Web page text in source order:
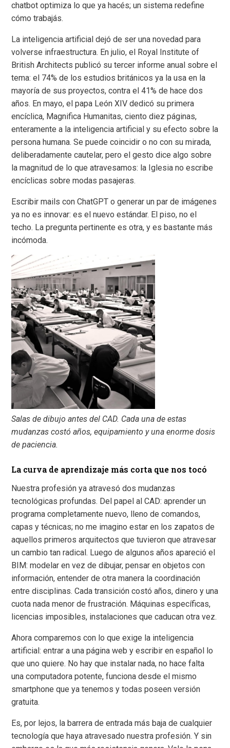
chatbot optimiza lo que ya hacés; un sistema redefine
cómo trabajás.
La inteligencia artificial dejó de ser una novedad para
volverse infraestructura. En julio, el Royal Institute of
British Architects publicó su tercer informe anual sobre el
tema: el 74% de los estudios británicos ya la usa en la
mayoría de sus proyectos, contra el 41% de hace dos
años. En mayo, el papa León XIV dedicó su primera
encíclica, Magnifica Humanitas, ciento diez páginas,
enteramente a la inteligencia artificial y su efecto sobre la
persona humana. Se puede coincidir o no con su mirada,
deliberadamente cautelar, pero el gesto dice algo sobre
la magnitud de lo que atravesamos: la Iglesia no escribe
encíclicas sobre modas pasajeras.
Escribir mails con ChatGPT o generar un par de imágenes
ya no es innovar: es el nuevo estándar. El piso, no el
techo. La pregunta pertinente es otra, y es bastante más
incómoda.
Salas de dibujo antes del CAD. Cada una de estas
mudanzas costó años, equipamiento y una enorme dosis
de paciencia.
La curva de aprendizaje más corta que nos tocó
Nuestra profesión ya atravesó dos mudanzas
tecnológicas profundas. Del papel al CAD: aprender un
programa completamente nuevo, lleno de comandos,
capas y técnicas; no me imagino estar en los zapatos de
aquellos primeros arquitectos que tuvieron que atravesar
un cambio tan radical. Luego de algunos años apareció el
BIM: modelar en vez de dibujar, pensar en objetos con
información, entender de otra manera la coordinación
entre disciplinas. Cada transición costó años, dinero y una
cuota nada menor de frustración. Máquinas específicas,
licencias imposibles, instalaciones que caducan otra vez.
Ahora comparemos con lo que exige la inteligencia
artificial: entrar a una página web y escribir en español lo
que uno quiere. No hay que instalar nada, no hace falta
una computadora potente, funciona desde el mismo
smartphone que ya tenemos y todas poseen versión
gratuita.
Es, por lejos, la barrera de entrada más baja de cualquier
tecnología que haya atravesado nuestra profesión. Y sin